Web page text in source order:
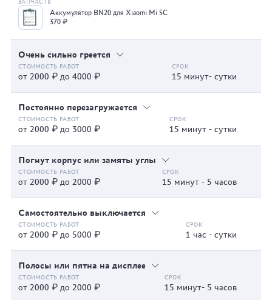
Аккумулятор BN20 для Xiaomi Mi 5C
370 ₽
Очень сильно греется
от 2000 ₽ до 4000 ₽ 15 минут- сутки
Постоянно перезагружается
от 2000 ₽ до 3000 ₽ 15 минут - сутки
Погнут корпус или замяты углы
от 2000 ₽ до 2000 ₽ 15 минут - 5 часов
Самостоятельно выключается
от 2000 ₽ до 5000 ₽ 1 час - сутки
Полосы или пятна на дисплее
от 2000 ₽ до 2000 ₽ 15 минут- 5 часов